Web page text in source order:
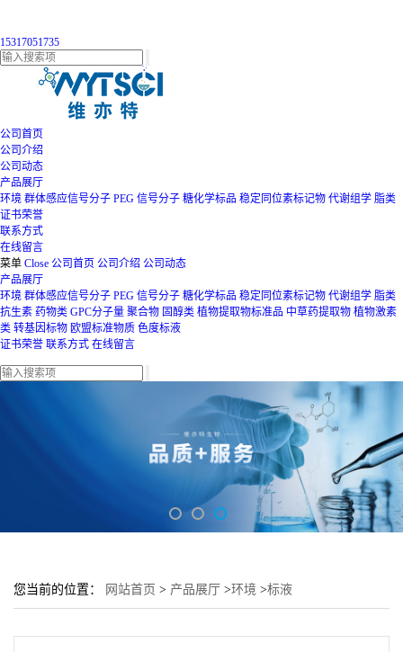
15317051735
公司首页
公司介绍
公司动态
产品展厅
环境 群体感应信号分子 PEG 信号分子 糖化学标品 稳定同位素标记物 代谢组学 脂类
证书荣誉
联系方式
在线留言
菜单 Close 公司首页 公司介绍 公司动态
产品展厅
环境 群体感应信号分子 PEG 信号分子 糖化学标品 稳定同位素标记物 代谢组学 脂类
抗生素 药物类 GPC分子量 聚合物 固醇类 植物提取物标准品 中草药提取物 植物激素
类 转基因标物 欧盟标准物质 色度标液
证书荣誉 联系方式 在线留言
您当前的位置： 网站首页 > 产品展厅 >环境 >标液